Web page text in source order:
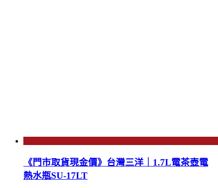
《門市取貨現金價》台灣三洋｜1.7L電茶壺電
熱水瓶SU-17LT